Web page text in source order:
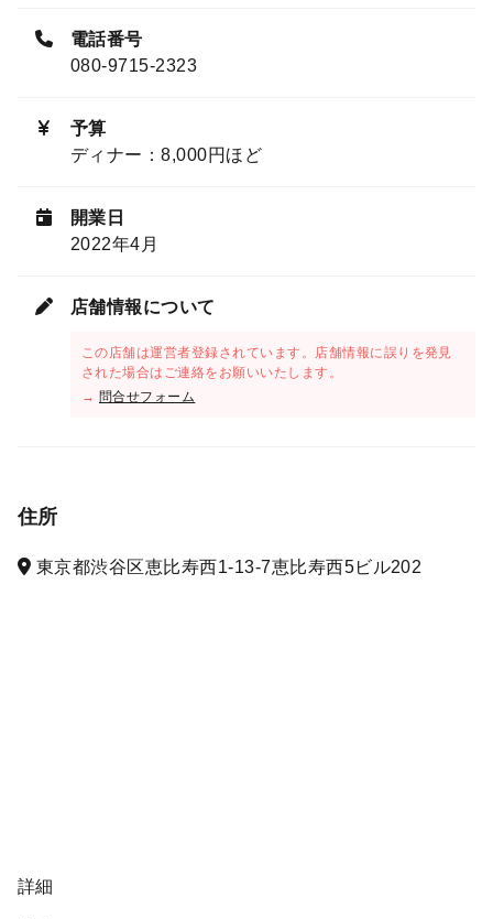
電話番号
080-9715-2323
予算
ディナー：8,000円ほど
開業日
2022年4月
店舗情報について
この店舗は運営者登録されています。店舗情報に誤りを発見
された場合はご連絡をお願いいたします。
→ 問合せフォーム
住所
東京都渋谷区恵比寿西1-13-7恵比寿西5ビル202
詳細